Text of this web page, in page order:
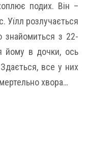
подих. Він –
Уїлл розлучається
знайомиться з 22-
йому в дочки, ось
все у них
хвора…